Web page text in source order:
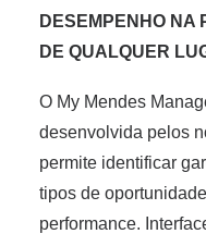
DESEMPENHO NA
DE QUALQUER
O My Mendes
desenvolvida pelos
permite identificar
tipos de
performance.